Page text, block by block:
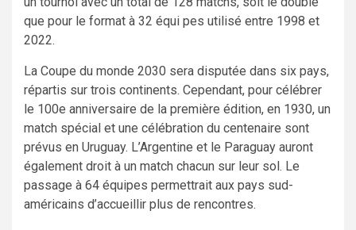
que pour le format à 32 équi pes utilisé entre 1998 et
2022.
La Coupe du monde 2030 sera disputée dans six pays,
répartis sur trois continents. Cependant, pour célébrer
le 100e anniversaire de la première édition, en 1930, un
match spécial et une célébration du centenaire sont
prévus en Uruguay. L’Argentine et le Paraguay auront
également droit à un match chacun sur leur sol. Le
passage à 64 équipes permettrait aux pays sud-
américains d’accueillir plus de rencontres.